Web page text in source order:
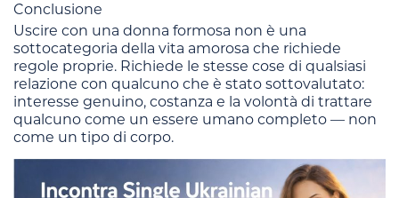
Conclusione
Uscire con una donna formosa non è una
sottocategoria della vita amorosa che richiede
regole proprie. Richiede le stesse cose di qualsiasi
relazione con qualcuno che è stato sottovalutato:
interesse genuino, costanza e la volontà di trattare
qualcuno come un essere umano completo — non
come un tipo di corpo.